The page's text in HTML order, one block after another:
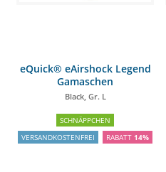
eQuick® eAirshock Legend
Gamaschen
Black, Gr. L
SCHNÄPPCHEN
VERSANDKOSTENFREI
RABATT 14%